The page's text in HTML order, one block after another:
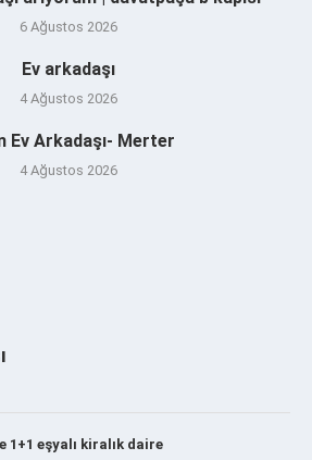
6 Ağustos 2026
Ev arkadaşı
4 Ağustos 2026
Ev Arkadaşı- Merter
4 Ağustos 2026
1+1 eşyalı kiralık daire